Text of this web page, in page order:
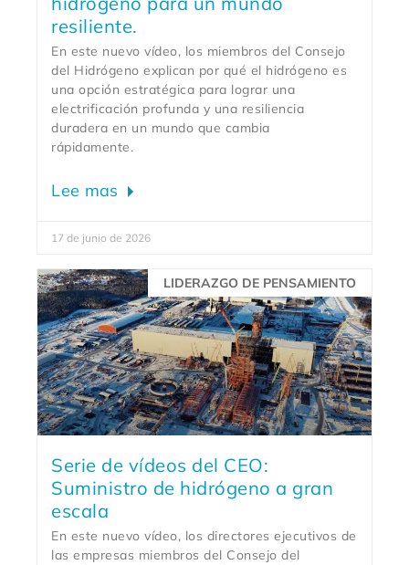
resiliente.
En este nuevo vídeo, los miembros del Consejo
del Hidrógeno explican por qué el hidrógeno es
una opción estratégica para lograr una
electrificación profunda y una resiliencia
duradera en un mundo que cambia
rápidamente.
Lee mas
17 de junio de 2026
LIDERAZGO DE PENSAMIENTO
Serie de vídeos del CEO:
Suministro de hidrógeno a gran
escala
En este nuevo vídeo, los directores ejecutivos de
las empresas miembros del Consejo del